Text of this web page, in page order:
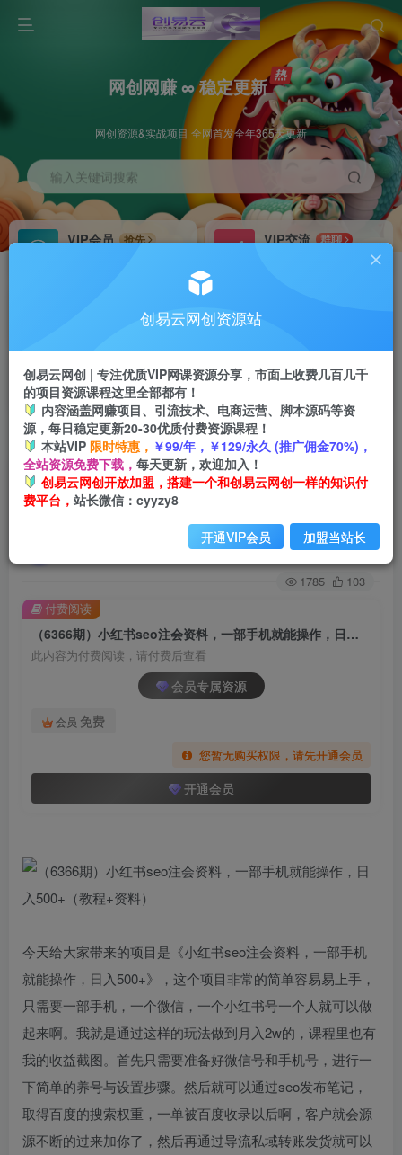
网创网赚 ∞ 稳定更新
网创资源&实战项目 全网首发全年365天更新
输入关键词搜索
VIP会员
抢先
VIP交流
群聊
研究探讨更多创业项目路子。
会员专属推广链接
挂机 项目
脚本卡密
APP下载
GO
首页 创业课程 会员专属 正文
（6366期）小红书seo注会资料，一部手机就能操
作，日入500+（教程+资料）
关注
1785 103
（6366期）小红书seo注会资料，一部手机就能操作，日入500+（教程+资料）
此内容为付费阅读，请付费后查看
会员专属资源
会员 免费
您暂无购买权限，请先开通会员
开通会员
付费阅读
今天给大家带来的项目是《小红书seo注会资料，一部手机
就能操作，日入500+》，这个项目非常的简单容易易上手，
只需要一部手机，一个微信，一个小红书号一个人就可以做
起来啊。我就是通过这样的玩法做到月入2w的，课程里也有
我的收益截图。首先只需要准备好微信号和手机号，进行一
下简单的养号与设置步骤。然后就可以通过seo发布笔记，
取得百度的搜索权重，一单被百度收录以后啊，客户就会源
源不断的过来加你了，然后再通过导流私域转账发货就可以
创易云网创资源站
创易云网创 | 专注优质VIP网课资源分享，市面上收费几百几千
的项目资源课程这里全部都有！
内容涵盖网赚项目、引流技术、电商运营、脚本源码等资
源，每日稳定更新20-30优质付费资源课程！
本站VIP 限时特惠， ￥99/年，￥129/永久 (推广佣金70%)，
全站资源免费下载， 每天更新，欢迎加入！
创易云网创开放加盟，搭建一个和创易云网创一样的知识付
费平台， 站长微信：cyyzy8
开通VIP会员 加盟当站长